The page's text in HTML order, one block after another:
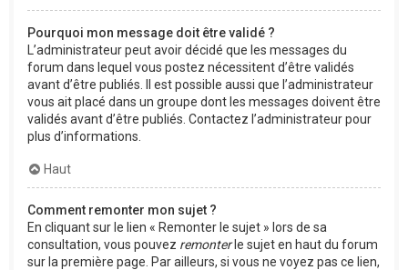
Pourquoi mon message doit être validé ?
L’administrateur peut avoir décidé que les messages du
forum dans lequel vous postez nécessitent d’être validés
avant d’être publiés. Il est possible aussi que l’administrateur
vous ait placé dans un groupe dont les messages doivent être
validés avant d’être publiés. Contactez l’administrateur pour
plus d’informations.
Haut
Comment remonter mon sujet ?
En cliquant sur le lien « Remonter le sujet » lors de sa
consultation, vous pouvez remonterle sujet en haut du forum
sur la première page. Par ailleurs, si vous ne voyez pas ce lien,